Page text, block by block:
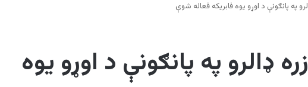
۶ سوه زره ډالرو په پانګونې د اوړو یوه